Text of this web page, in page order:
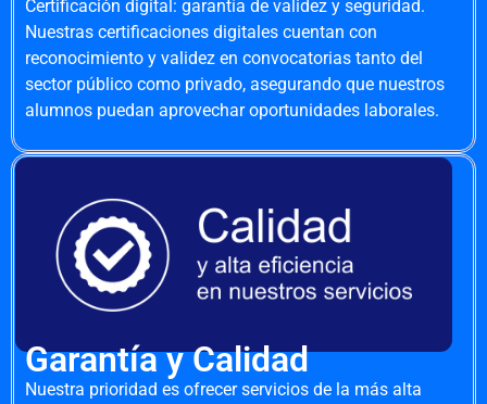
Certificación digital: garantía de validez y seguridad.
Nuestras certificaciones digitales cuentan con
reconocimiento y validez en convocatorias tanto del
sector público como privado, asegurando que nuestros
alumnos puedan aprovechar oportunidades laborales.
Garantía y Calidad
Nuestra prioridad es ofrecer servicios de la más alta